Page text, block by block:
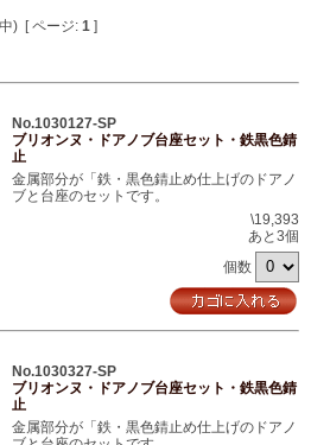
) [ ページ:1 ]
No.1030127-SP
ブリオンヌ・ドアノブ台座セット・鉄黒色錆
止
金属部分が「鉄・黒色錆止め仕上げのドアノ
ブと台座のセットです。
\19,393
あと3個
個数
No.1030327-SP
ブリオンヌ・ドアノブ台座セット・鉄黒色錆
止
金属部分が「鉄・黒色錆止め仕上げのドアノ